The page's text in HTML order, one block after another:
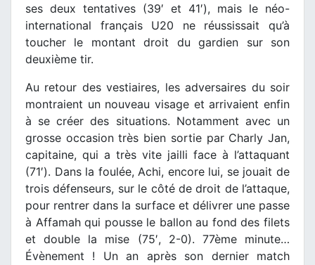
ses deux tentatives (39′ et 41′), mais le néo-
international français U20 ne réussissait qu’à
toucher le montant droit du gardien sur son
deuxième tir.
Au retour des vestiaires, les adversaires du soir
montraient un nouveau visage et arrivaient enfin
à se créer des situations. Notamment avec un
grosse occasion très bien sortie par Charly Jan,
capitaine, qui a très vite jailli face à l’attaquant
(71′). Dans la foulée, Achi, encore lui, se jouait de
trois défenseurs, sur le côté de droit de l’attaque,
pour rentrer dans la surface et délivrer une passe
à Affamah qui pousse le ballon au fond des filets
et double la mise (75′, 2-0). 77ème minute…
Évènement ! Un an après son dernier match